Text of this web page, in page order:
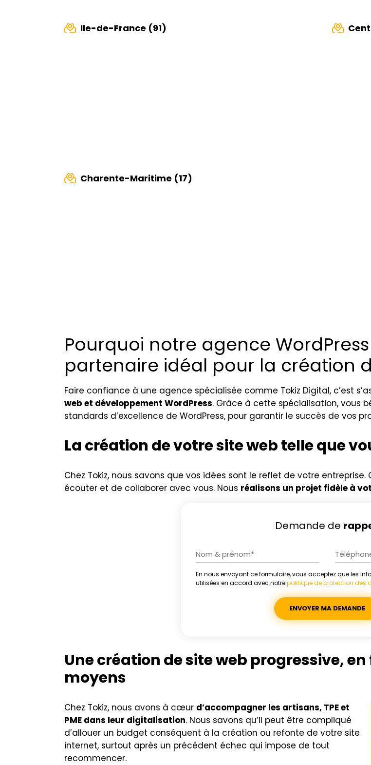
Ile-de-France (91)
Charente-Maritime (17)
Pourquoi notre agence
partenaire idéal pour la création
Faire confiance à une agence spécialisée comme Tokiz Digital, c’est
web et développement WordPress. Grâce à cette spécialisation, vous
standards d’excellence de WordPress, pour garantir le succès de vos
La création de votre site web telle que
Chez Tokiz, nous savons que vos idées sont le reflet de votre
écouter et de collaborer avec vous. Nous réalisons un projet fidèle à
Demande de
En nous envoyant ce formulaire, vous acceptez que les
utilisées en accord avec notrepolitique de protection des
Alternative:
Une création de site web progressive,
moyens
Chez Tokiz, nous avons à cœur d’accompagner les artisans, TPE et
PME dans leur digitalisation. Nous savons qu’il peut être compliqué
d’allouer un budget conséquent à la création ou refonte de votre site
internet, surtout après un précédent échec qui impose de tout
recommencer.